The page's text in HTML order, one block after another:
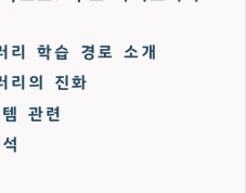
리 학습 경로 소개
리의 진화
관련